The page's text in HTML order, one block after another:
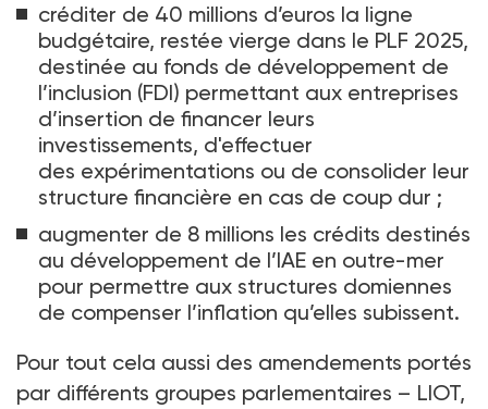
créditer de 40 millions d’euros la ligne
budgétaire, restée vierge dans le PLF 2025,
destinée au fonds de développement de
l’inclusion (FDI) permettant aux entreprises
d’insertion de financer leurs
investissements, d'effectuer
des expérimentations ou de consolider leur
structure financière en cas de coup dur ;
augmenter de 8 millions les crédits destinés
au développement de l’IAE en outre-mer
pour permettre aux structures domiennes
de compenser l’inflation qu’elles subissent.
Pour tout cela aussi des amendements portés
par différents groupes parlementaires – LIOT,